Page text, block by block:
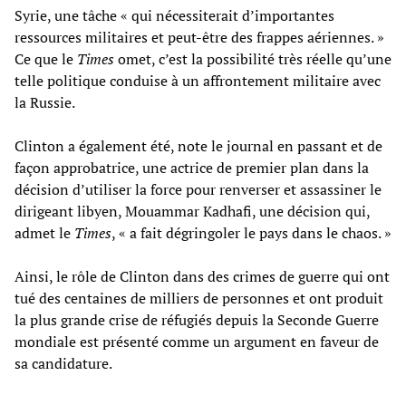
Syrie, une tâche « qui nécessiterait d’importantes
ressources militaires et peut-être des frappes aériennes. »
Ce que le Timesomet, c’est la possibilité très réelle qu’une
telle politique conduise à un affrontement militaire avec
la Russie.
Clinton a également été, note le journal en passant et de
façon approbatrice, une actrice de premier plan dans la
décision d’utiliser la force pour renverser et assassiner le
dirigeant libyen, Mouammar Kadhafi, une décision qui,
admet le Times, « a fait dégringoler le pays dans le chaos. »
Ainsi, le rôle de Clinton dans des crimes de guerre qui ont
tué des centaines de milliers de personnes et ont produit
la plus grande crise de réfugiés depuis la Seconde Guerre
mondiale est présenté comme un argument en faveur de
sa candidature.